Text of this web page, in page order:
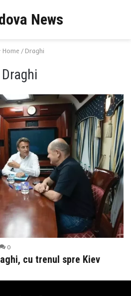
News
Home /Draghi
Draghi
0
cu trenul spre Kiev